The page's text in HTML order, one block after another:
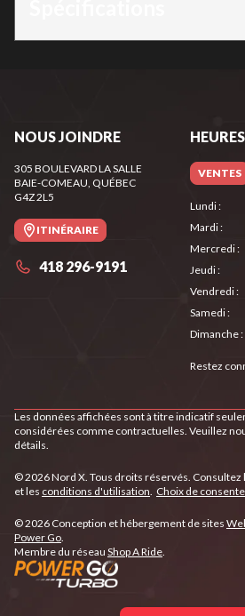
NOUS JOINDRE
305 BOULEVARD LA SALLE
BAIE-COMEAU, QUÉBEC
G4Z 2L5
ITINÉRAIRE
418 296-9191
VENTES
Lundi:
Mardi:
Mercredi:
Jeudi:
Vendredi:
Samedi:
Dimanche:
Restez
Les données affichées sont à titre indicatif
considérées comme contractuelles. Veuillez
détails.
© 2026 Nord X. Tous droits réservés. Consultez
et les conditions d'utilisation. Choix de
© 2026 Conception et hébergement de sites
Power Go.
Membre du réseau Shop A Ride.